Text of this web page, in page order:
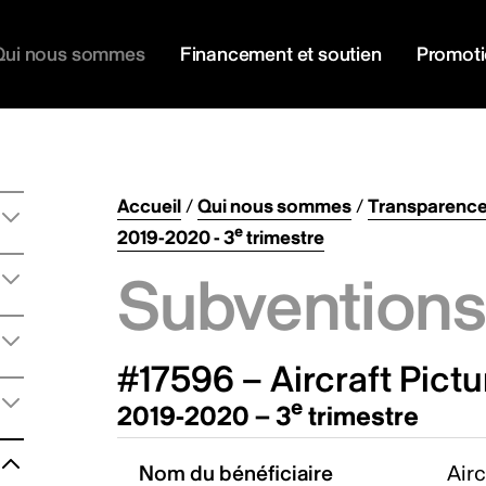
nous sommes Financement et soutien
Accueil/Qui nous sommes/
2019-2020 - 3etrimestre
#17596 – Aircraft
2019-2020 – 3e trimestre
Nom du bénéficiaire